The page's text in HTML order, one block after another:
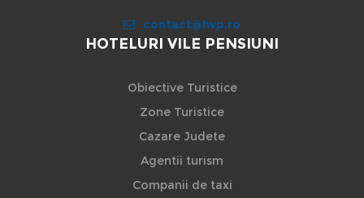
contact@hvp.ro
HOTELURI VILE PENSIUNI
Obiective Turistice
Zone Turistice
Cazare Judete
Agentii turism
Companii de taxi